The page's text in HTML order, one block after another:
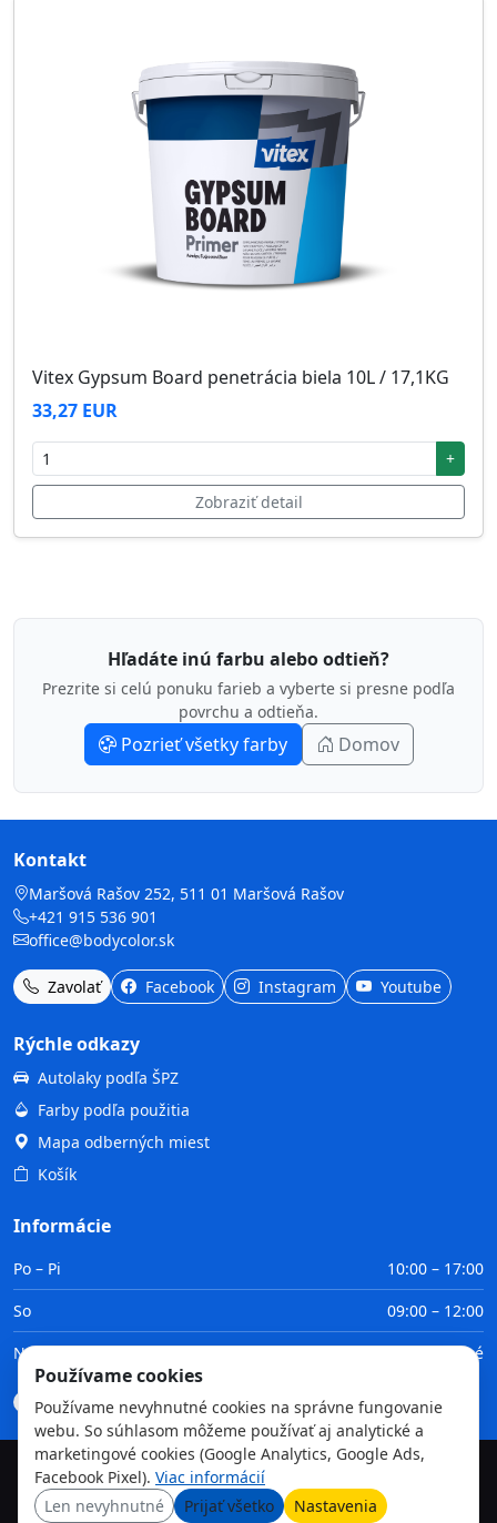
Vitex Gypsum Board penetrácia biela 10L / 17,1KG
33,27 EUR
+
Zobraziť detail
Hľadáte inú farbu alebo odtieň?
Prezrite si celú ponuku farieb a vyberte si presne podľa
povrchu a odtieňa.
Pozrieť všetky farby Domov
Kontakt
Maršová Rašov 252, 511 01 Maršová Rašov
+421 915 536 901
office@bodycolor.sk
Zavolať Facebook Instagram Youtube
Rýchle odkazy
Autolaky podľa ŠPZ
Farby podľa použitia
Mapa odberných miest
Košík
Informácie
Po – Pi
10:00 – 17:00
So
09:00 – 12:00
Ne
Zatvorené
Doprava Platba Obchodné podmienky GDPR
©2026TvojaFarba.sk • Všetky práva vyhradené
GDPR
Obchodné podmienky Doprava Platba
Používame cookies
Používame nevyhnutné cookies na správne fungovanie
webu. So súhlasom môžeme používať aj analytické a
marketingové cookies (Google Analytics, Google Ads,
Facebook Pixel). Viac informácií
Len nevyhnutné
Prijať všetko Nastavenia